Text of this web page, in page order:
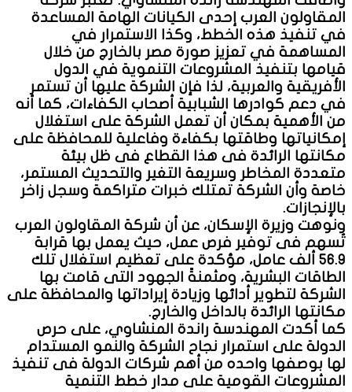
المقاولون العرب إحدى الكيانات الهامة المساعدة
في تنفيذ هذه الخطط، وكذا الاستمرار في
المساهمة في تعزيز صورة مصر بالخارج من خلال
قيامها بتنفيذ المشروعات التنموية في الدول
الأفريقية والعربية، لذا فإن الشركة عليها أن تستمر
في دعم كوادرها الشبابية أصحاب الكفاءات، كما أنه
من الأهمية بمكان أن تعمل الشركة على استغلال
إمكانياتها وطاقتها بكفاءة وفاعلية للمحافظة على
مكانتها الرائدة فى هذا القطاع فى ظل بيئة
متعددة المخاطر وسريعة التغير والتحديث المستمر،
خاصة وأن الشركة تمتلك خبرات متراكمة وسجل زاخر
بالإنجازات.
ونوهت وزيرة الإسكان، عن أن شركة المقاولون العرب
تُسهم فى توفير فرص عمل، حيث يعمل بها قرابة
56.9 ألف عامل، مؤكدة على تعظيم استغلال تلك
الطاقات البشرية، ومثمنةً الجهود التى قامت بها
الشركة لتطوير أدائها وزيادة إيراداتها والمحافظة على
مكانتها الرائدة بالداخل والخارج.
كما أكدت المهندسة راندة المنشاوي، على حرص
الدولة على استمرار نجاح الشركة والنمو المستدام
لها بوصفها واحده من أهم شركات الدولة فى تنفيذ
المشروعات القومية على مدار خطط التنمية